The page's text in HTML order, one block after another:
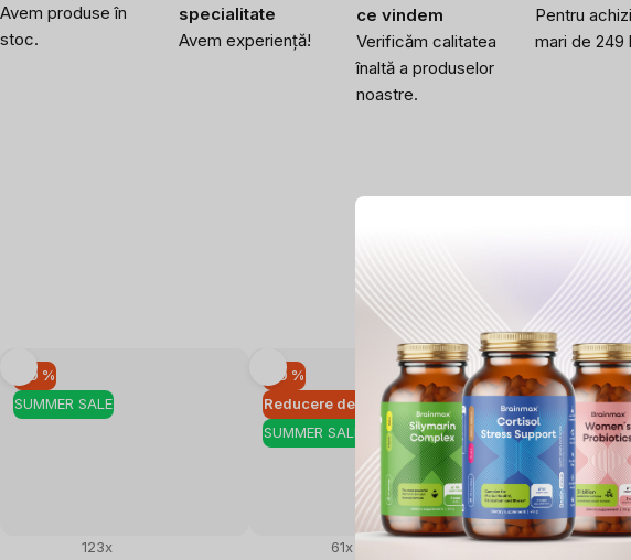
Avem produse în
stoc.
specialitate
Avem experiență!
ce vindem
Verificăm calitatea
înaltă a produselor
noastre.
Pentru
mari de 249
SUMMER SALE
–10 %
123x
Reducere de cantitate
SUMMER SALE
–10 %
61x
SUMMER SALE
–10 %